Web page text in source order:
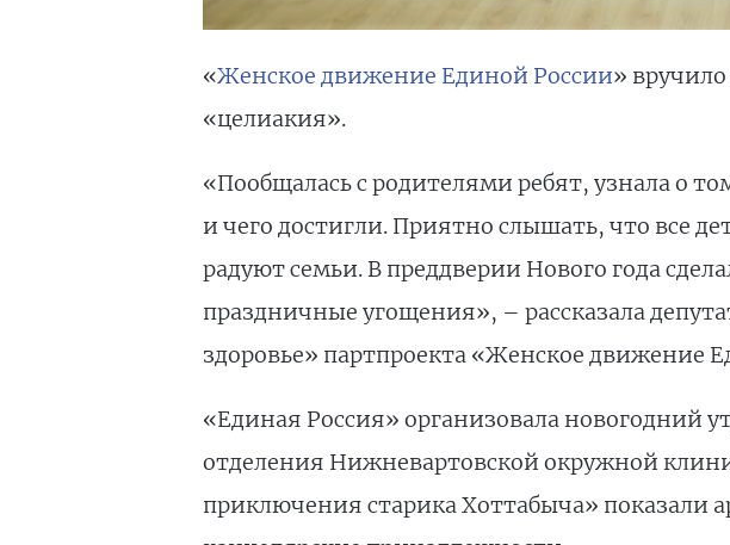
«Женское движение Единой России»
«целиакия».
«Пообщалась с родителями ребят, узнала о
и чего достигли. Приятно слышать, что все
радуют семьи. В преддверии Нового года
праздничные угощения», – рассказала
здоровье» партпроекта «Женское движение
«Единая Россия» организовала новогодний
отделения Нижневартовской окружной
приключения старика Хоттабыча» показали